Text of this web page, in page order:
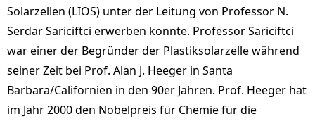
Solarzellen (LIOS) unter der Leitung von Professor N.
Serdar Sariciftci erwerben konnte. Professor Sariciftci
war einer der Begründer der Plastiksolarzelle während
seiner Zeit bei Prof. Alan J. Heeger in Santa
Barbara/Californien in den 90er Jahren. Prof. Heeger hat
im Jahr 2000 den Nobelpreis für Chemie für die